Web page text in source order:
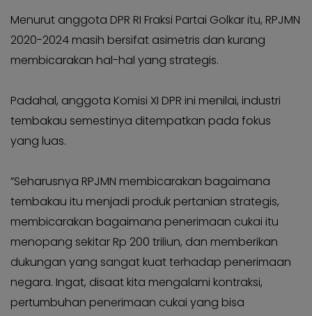
Pilkada
Kabar
Kabar
Kagol
Pilkada
Opini
Kabar
Kabar
Kabar
Kabar
Kabar
UKM
Kabar
DPP
Pojok
Kagol
KABAR
Menurut anggota DPR RI Fraksi Partai Golkar itu, RPJMN
2020-2024 masih bersifat asimetris dan kurang
membicarakan hal-hal yang strategis.
Padahal, anggota Komisi XI DPR ini menilai, industri
tembakau semestinya ditempatkan pada fokus
yang luas.
”Seharusnya RPJMN membicarakan bagaimana
tembakau itu menjadi produk pertanian strategis,
membicarakan bagaimana penerimaan cukai itu
menopang sekitar Rp 200 triliun, dan memberikan
dukungan yang sangat kuat terhadap penerimaan
negara. Ingat, disaat kita mengalami kontraksi,
pertumbuhan penerimaan cukai yang bisa